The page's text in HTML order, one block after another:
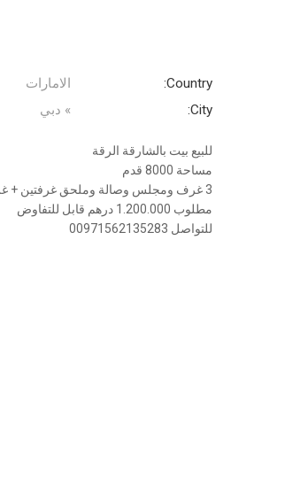
Country: الامارات
City:
» دبي
للبيع بيت بالشارقة الرقة
مساحة 8000 قدم
3 غرف ومجلس وصالة وملحق غرفتين + غرفة خارجية
مطلوب 1.200.000 درهم قابل للتفاوض
للتواصل 00971562135283